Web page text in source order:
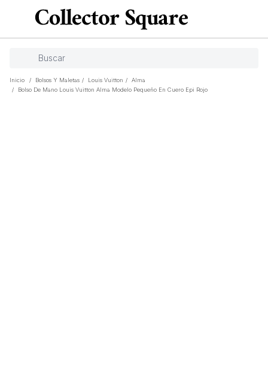
Inicio / Bolsos Y Maletas / Louis Vuitton /
Alma
/
Bolso De Mano Louis Vuitton Alma Modelo Pequeño En Cuero Epi Rojo